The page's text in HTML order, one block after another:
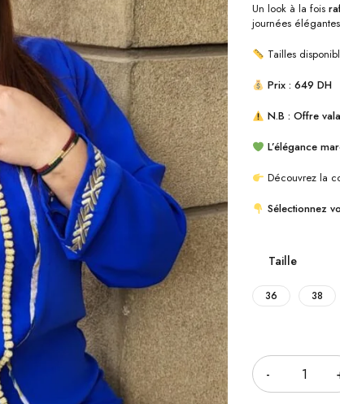
Un look à la fois
journées
Tailles
Prix : 649 DH
N.B : Offre
L’élégance
Découvrez la
Sélectionnez
Taille
36 38